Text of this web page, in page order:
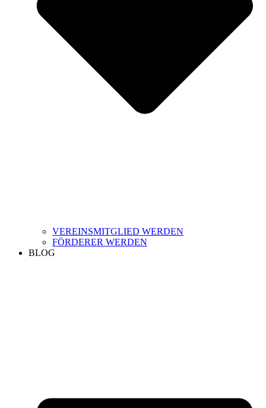
VEREINSMITGLIED WERDEN
FÖRDERER WERDEN
BLOG